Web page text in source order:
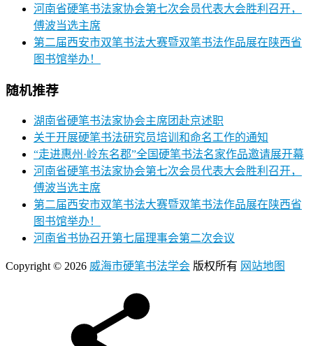
河南省硬笔书法家协会第七次会员代表大会胜利召开，
傅波当选主席
第二届西安市双笔书法大赛暨双笔书法作品展在陕西省
图书馆举办！
随机推荐
湖南省硬笔书法家协会主席团赴京述职
关于开展硬笔书法研究员培训和命名工作的通知
“走进惠州·岭东名郡”全国硬笔书法名家作品邀请展开幕
河南省硬笔书法家协会第七次会员代表大会胜利召开，
傅波当选主席
第二届西安市双笔书法大赛暨双笔书法作品展在陕西省
图书馆举办！
河南省书协召开第七届理事会第二次会议
Copyright © 2026 威海市硬笔书法学会 版权所有 网站地图